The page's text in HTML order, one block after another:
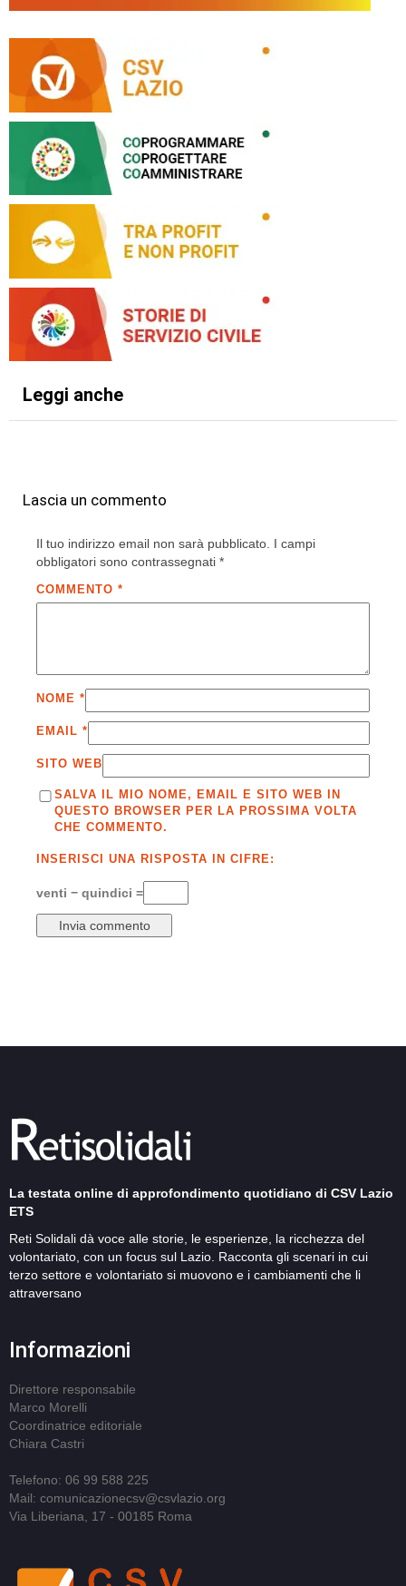
Leggi anche
Lascia un commento
Il tuo indirizzo email non sarà pubblicato. I campi
obbligatori sono contrassegnati *
COMMENTO *
NOME *
EMAIL *
SITO WEB
SALVA IL MIO NOME, EMAIL E SITO WEB IN
QUESTO BROWSER PER LA PROSSIMA VOLTA
CHE COMMENTO.
INSERISCI UNA RISPOSTA IN CIFRE:
venti − quindici =
La testata online di approfondimento quotidiano di CSV Lazio
ETS
Reti Solidali dà voce alle storie, le esperienze, la ricchezza del
volontariato, con un focus sul Lazio. Racconta gli scenari in cui
terzo settore e volontariato si muovono e i cambiamenti che li
attraversano
Informazioni
Direttore responsabile
Marco Morelli
Coordinatrice editoriale
Chiara Castri
Telefono: 06 99 588 225
Mail: comunicazionecsv@csvlazio.org
Via Liberiana, 17 - 00185 Roma